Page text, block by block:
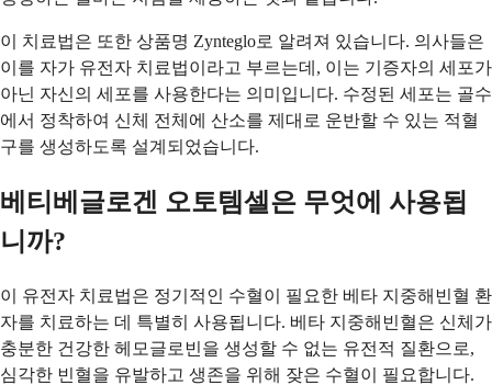
이 치료법은 또한 상품명 Zynteglo로 알려져 있습니다. 의사들은
이를 자가 유전자 치료법이라고 부르는데, 이는 기증자의 세포가
아닌 자신의 세포를 사용한다는 의미입니다. 수정된 세포는 골수
에서 정착하여 신체 전체에 산소를 제대로 운반할 수 있는 적혈
구를 생성하도록 설계되었습니다.
베티베글로겐 오토템셀은 무엇에 사용됩
니까?
이 유전자 치료법은 정기적인 수혈이 필요한 베타 지중해빈혈 환
자를 치료하는 데 특별히 사용됩니다. 베타 지중해빈혈은 신체가
충분한 건강한 헤모글로빈을 생성할 수 없는 유전적 질환으로,
심각한 빈혈을 유발하고 생존을 위해 잦은 수혈이 필요합니다.